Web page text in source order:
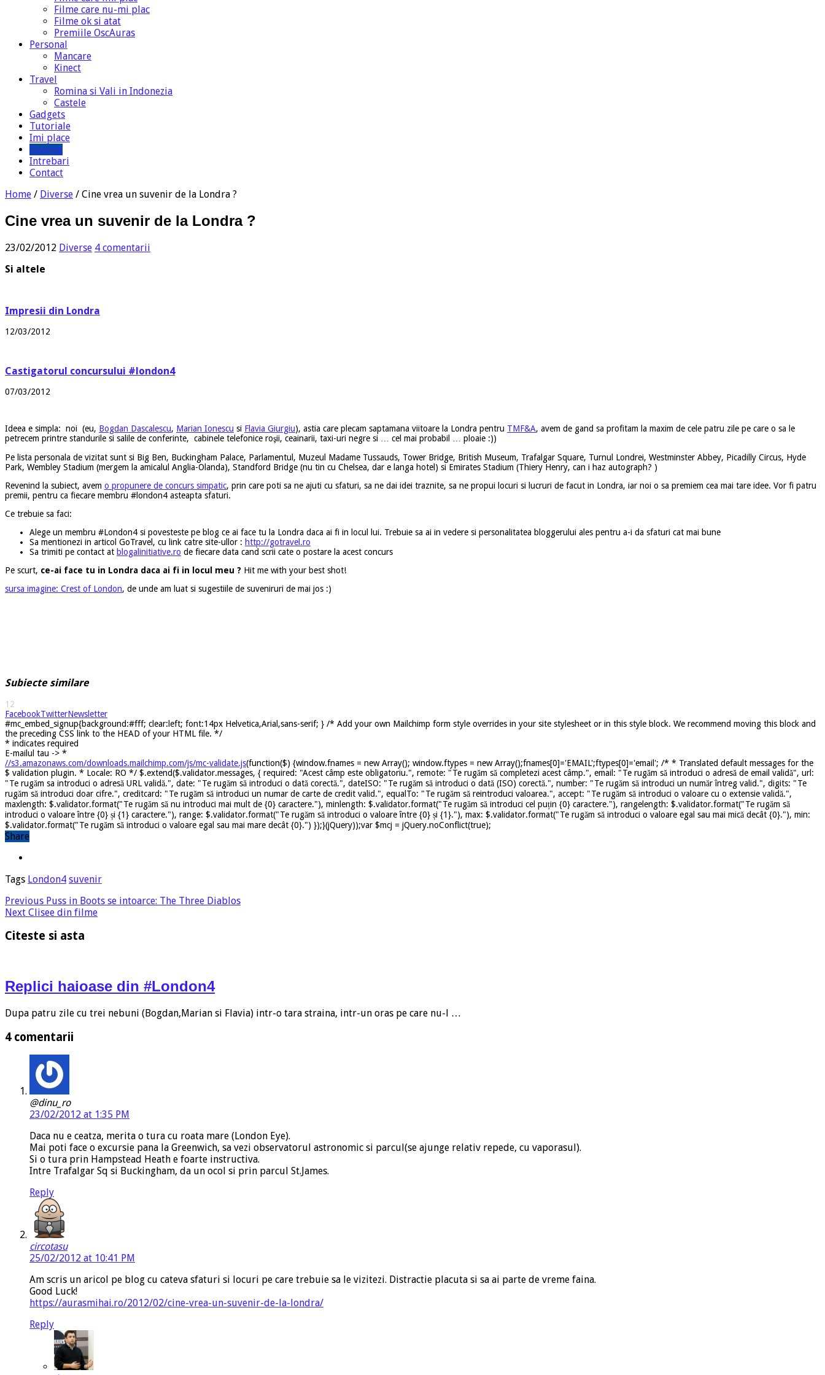
Filme care nu-mi plac
Filme ok si atat
Premiile OscAuras
Personal
Mancare
Kinect
Travel
Romina si Vali in Indonezia
Castele
Gadgets
Tutoriale
Imi place
Diverse
Intrebari
Contact
Home / Diverse / Cine vrea un suvenir de la Londra ?
Cine vrea un suvenir de la Londra ?
23/02/2012 Diverse 4 comentarii
Si altele
Impresii din Londra
12/03/2012
Castigatorul concursului #london4
07/03/2012
Ideea e simpla: noi (eu, Bogdan Dascalescu, Marian Ionescu si Flavia Giurgiu), astia care plecam saptamana viitoare la Londra pentru TMF&A, avem de gand sa profitam la maxim de cele patru zile pe care o sa le
petrecem printre standurile si salile de conferinte, cabinele telefonice roşii, ceainarii, taxi-uri negre si … cel mai probabil … ploaie :))
Pe lista personala de vizitat sunt si Big Ben, Buckingham Palace, Parlamentul, Muzeul Madame Tussauds, Tower Bridge, British Museum, Trafalgar Square, Turnul Londrei, Westminster Abbey, Picadilly Circus, Hyde
Park, Wembley Stadium (mergem la amicalul Anglia-Olanda), Standford Bridge (nu tin cu Chelsea, dar e langa hotel) si Emirates Stadium (Thiery Henry, can i haz autograph? )
Revenind la subiect, avem o propunere de concurs simpatic, prin care poti sa ne ajuti cu sfaturi, sa ne dai idei traznite, sa ne propui locuri si lucruri de facut in Londra, iar noi o sa premiem cea mai tare idee. Vor fi patru
premii, pentru ca fiecare membru #london4 asteapta sfaturi.
Ce trebuie sa faci:
Alege un membru #London4 si povesteste pe blog ce ai face tu la Londra daca ai fi in locul lui. Trebuie sa ai in vedere si personalitatea bloggerului ales pentru a-i da sfaturi cat mai bune
Sa mentionezi in articol GoTravel, cu link catre site-ullor : http://gotravel.ro
Sa trimiti pe contact at blogalinitiative.ro de fiecare data cand scrii cate o postare la acest concurs
Pe scurt, ce-ai face tu in Londra daca ai fi in locul meu ? Hit me with your best shot!
sursa imagine: Crest of London, de unde am luat si sugestiile de suveniruri de mai jos :)
Subiecte similare
12
FacebookTwitterNewsletter
#mc_embed_signup{background:#fff; clear:left; font:14px Helvetica,Arial,sans-serif; } /* Add your own Mailchimp form style overrides in your site stylesheet or in this style block. We recommend moving this block and
the preceding CSS link to the HEAD of your HTML file. */
* indicates required
E-mailul tau -> *
//s3.amazonaws.com/downloads.mailchimp.com/js/mc-validate.js(function($) {window.fnames = new Array(); window.ftypes = new Array();fnames[0]='EMAIL';ftypes[0]='email'; /* * Translated default messages for the
$ validation plugin. * Locale: RO */ $.extend($.validator.messages, { required: "Acest câmp este obligatoriu.", remote: "Te rugăm să completezi acest câmp.", email: "Te rugăm să introduci o adresă de email validă", url:
"Te rugăm sa introduci o adresă URL validă.", date: "Te rugăm să introduci o dată corectă.", dateISO: "Te rugăm să introduci o dată (ISO) corectă.", number: "Te rugăm să introduci un număr întreg valid.", digits: "Te
rugăm să introduci doar cifre.", creditcard: "Te rugăm să introduci un numar de carte de credit valid.", equalTo: "Te rugăm să reintroduci valoarea.", accept: "Te rugăm să introduci o valoare cu o extensie validă.",
maxlength: $.validator.format("Te rugăm să nu introduci mai mult de {0} caractere."), minlength: $.validator.format("Te rugăm să introduci cel puțin {0} caractere."), rangelength: $.validator.format("Te rugăm să
introduci o valoare între {0} și {1} caractere."), range: $.validator.format("Te rugăm să introduci o valoare între {0} și {1}."), max: $.validator.format("Te rugăm să introduci o valoare egal sau mai mică decât {0}."), min:
$.validator.format("Te rugăm să introduci o valoare egal sau mai mare decât {0}.") });}(jQuery));var $mcj = jQuery.noConflict(true);
Share
Tags London4 suvenir
Previous Puss in Boots se intoarce: The Three Diablos
Next Clisee din filme
Citeste si asta
Replici haioase din #London4
Dupa patru zile cu trei nebuni (Bogdan,Marian si Flavia) intr-o tara straina, intr-un oras pe care nu-l …
4 comentarii
@dinu_ro
23/02/2012 at 1:35 PM
Daca nu e ceatza, merita o tura cu roata mare (London Eye).
Mai poti face o excursie pana la Greenwich, sa vezi observatorul astronomic si parcul(se ajunge relativ repede, cu vaporasul).
Si o tura prin Hampstead Heath e foarte instructiva.
Intre Trafalgar Sq si Buckingham, da un ocol si prin parcul St.James.
Reply
circotasu
25/02/2012 at 10:41 PM
Am scris un aricol pe blog cu cateva sfaturi si locuri pe care trebuie sa le vizitezi. Distractie placuta si sa ai parte de vreme faina.
Good Luck!
https://aurasmihai.ro/2012/02/cine-vrea-un-suvenir-de-la-londra/
Reply